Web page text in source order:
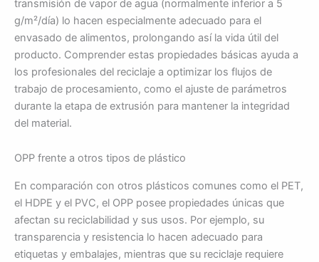
transmisión de vapor de agua (normalmente inferior a 5
g/m²/día) lo hacen especialmente adecuado para el
envasado de alimentos, prolongando así la vida útil del
producto. Comprender estas propiedades básicas ayuda a
los profesionales del reciclaje a optimizar los flujos de
trabajo de procesamiento, como el ajuste de parámetros
durante la etapa de extrusión para mantener la integridad
del material.
OPP frente a otros tipos de plástico
En comparación con otros plásticos comunes como el PET,
el HDPE y el PVC, el OPP posee propiedades únicas que
afectan su reciclabilidad y sus usos. Por ejemplo, su
transparencia y resistencia lo hacen adecuado para
etiquetas y embalajes, mientras que su reciclaje requiere